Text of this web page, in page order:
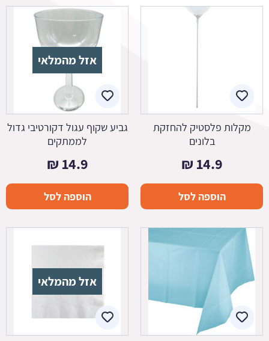
מקלות פלסטיק להחזקת
בלונים
14.9
₪
הוספה לסל
אזל מהמלאי
גביע שקוף עגול דקורטיבי גדול
לממתקים
14.9
₪
הוספה לסל
אזל מהמלאי